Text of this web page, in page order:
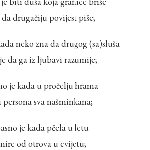
drugačiju povijest piše;
neko zna da drugog (sa)sluša
da ga iz ljubavi razumije;
je kada u pročelju hrama
persona sva našminkana;
je kada pčela u letu
od otrova u cvijetu;